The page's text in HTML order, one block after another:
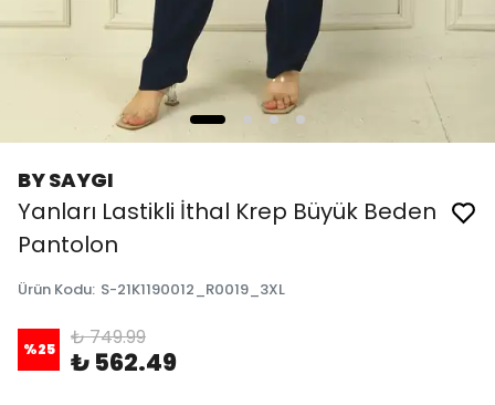
BY SAYGI
Yanları Lastikli İthal Krep Büyük Beden
Pantolon
Ürün Kodu: S-21K1190012_R0019_3XL
%25 ₺ 749.99
₺ 562.49